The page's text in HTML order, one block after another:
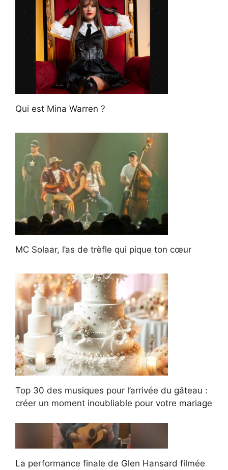
Qui est Mina Warren ?
MC Solaar, l’as de trèfle qui pique ton cœur
Top 30 des musiques pour l’arrivée du gâteau :
créer un moment inoubliable pour votre mariage
La performance finale de Glen Hansard filmée